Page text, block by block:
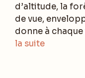
d’altitude, la
de vue,
donne à
la suite